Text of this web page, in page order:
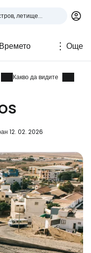
Времето Още
Какво да видите
12. 02. 2026